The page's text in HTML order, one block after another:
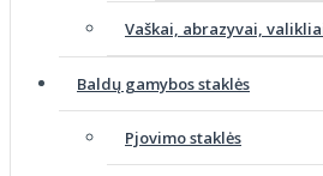
Vaškai, abrazyvai,
Baldų gamybos staklės
Pjovimo staklės